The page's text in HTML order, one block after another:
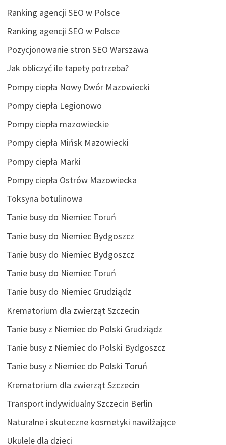
Ranking agencji SEO w Polsce
Ranking agencji SEO w Polsce
Pozycjonowanie stron SEO Warszawa
Jak obliczyć ile tapety potrzeba?
Pompy ciepła Nowy Dwór Mazowiecki
Pompy ciepła Legionowo
Pompy ciepła mazowieckie
Pompy ciepła Mińsk Mazowiecki
Pompy ciepła Marki
Pompy ciepła Ostrów Mazowiecka
Toksyna botulinowa
Tanie busy do Niemiec Toruń
Tanie busy do Niemiec Bydgoszcz
Tanie busy do Niemiec Bydgoszcz
Tanie busy do Niemiec Toruń
Tanie busy do Niemiec Grudziądz
Krematorium dla zwierząt Szczecin
Tanie busy z Niemiec do Polski Grudziądz
Tanie busy z Niemiec do Polski Bydgoszcz
Tanie busy z Niemiec do Polski Toruń
Krematorium dla zwierząt Szczecin
Transport indywidualny Szczecin Berlin
Naturalne i skuteczne kosmetyki nawilżające
Ukulele dla dzieci